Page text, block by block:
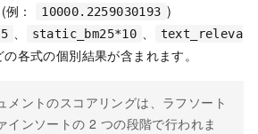
：
10000.2259030193 )
static_bm25*10
text_releva
の各式の個別結果が含まれます。
メントのスコアリングは、ラフソート
インソートの 2 つの段階で行われま